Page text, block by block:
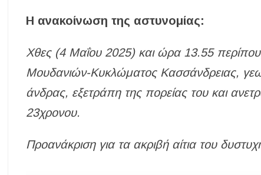
Η ανακοίνωση της αστυνομίας:
Χθες (4 Μαΐου 2025) και ώρα 13.55
Μουδανιών-Κυκλώματος Κασσάνδρειας,
άνδρας, εξετράπη της πορείας του και
23χρονου.
Προανάκριση για τα ακριβή αίτια του